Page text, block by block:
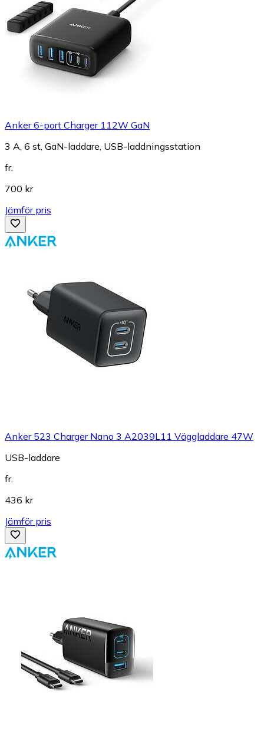
Anker 6-port Charger 112W GaN
3 A, 6 st, GaN-laddare, USB-laddningsstation
fr.
700 kr
Jämför pris
Anker 523 Charger Nano 3 A2039L11 Väggladdare 47W
USB-laddare
fr.
436 kr
Jämför pris